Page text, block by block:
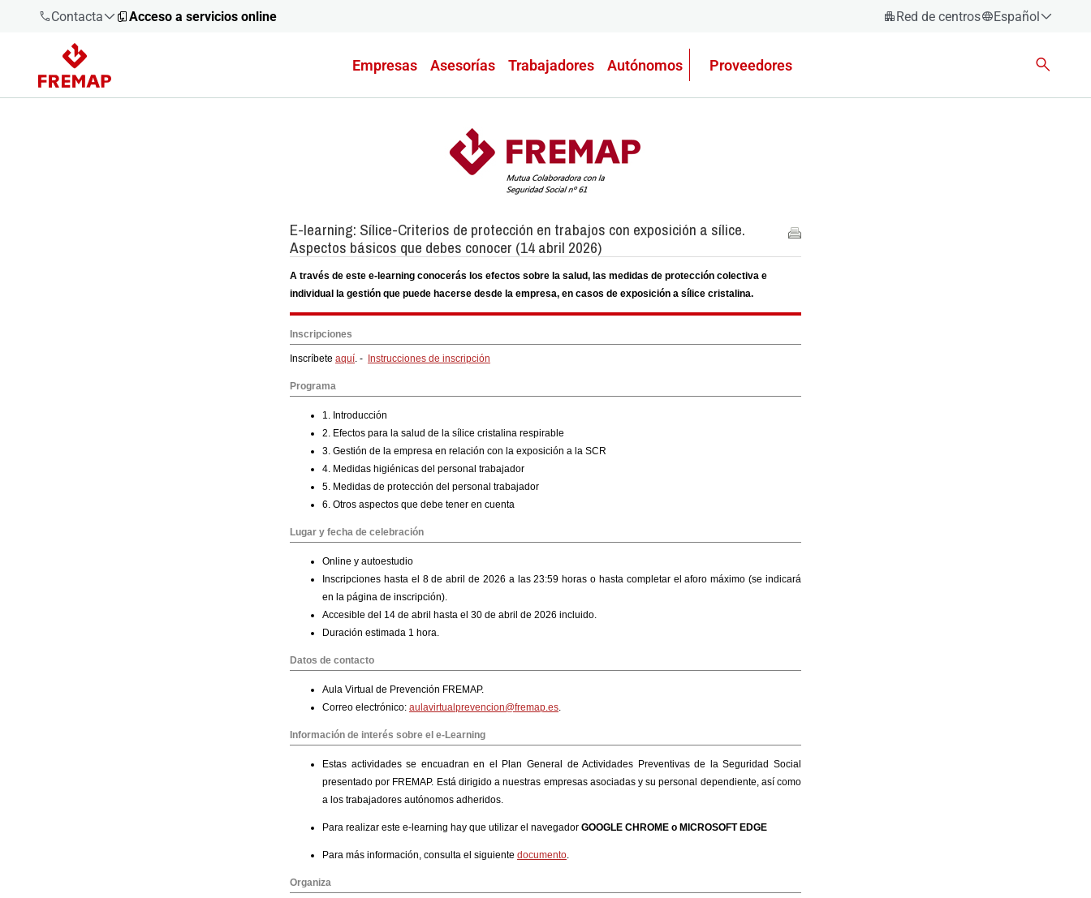
Contacta
900 61 00
61
Acceso a servicios online Red de centros
Español
Empresas Asesorías Trabajadores Autónomos Proveedores